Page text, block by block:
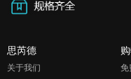
思芮德
关于我们
免